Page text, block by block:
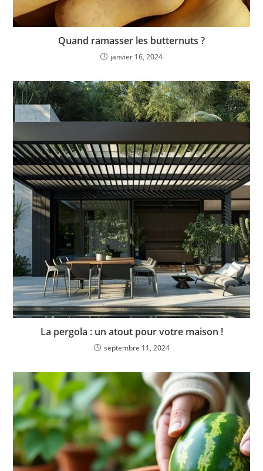
Quand ramasser les butternuts ?
janvier 16, 2024
La pergola : un atout pour votre maison !
septembre 11, 2024